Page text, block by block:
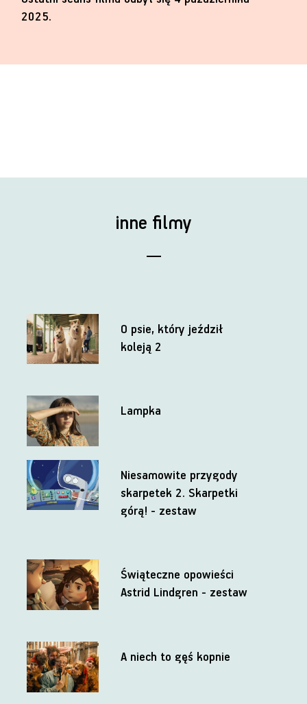
2025.
inne filmy
O psie, który jeździł
koleją 2
Lampka
Niesamowite przygody
skarpetek 2. Skarpetki
górą! - zestaw
Świąteczne opowieści
Astrid Lindgren - zestaw
A niech to gęś kopnie